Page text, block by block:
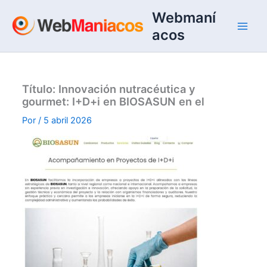
contenido
Webmaní
acos
Título: Innovación nutracéutica y
gourmet: I+D+i en BIOSASUN en el
Por/ 5 abril 2026